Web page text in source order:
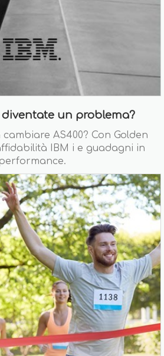
diventate un problema?
cambiare AS400? Con Golden
IBM i e guadagni in